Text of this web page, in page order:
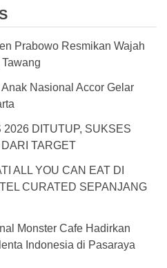
Prabowo Resmikan Wajah
Anak Nasional Accor Gelar
2026 DITUTUP, SUKSES
TARGET
ALL YOU CAN EAT DI
CURATED SEPANJANG
Monster Cafe Hadirkan
Indonesia di Pasaraya